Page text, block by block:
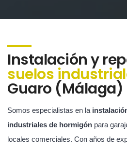
Instalación y
suelos
Guaro (Málaga)
Somos especialistas en la
industriales de hormigón para
locales comerciales. Con años de